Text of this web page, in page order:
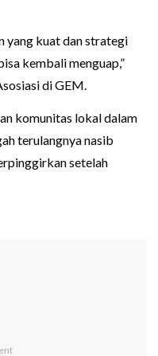
yang kuat dan strategi
kembali menguap,”
di GEM.
komunitas lokal dalam
terulangnya nasib
setelah